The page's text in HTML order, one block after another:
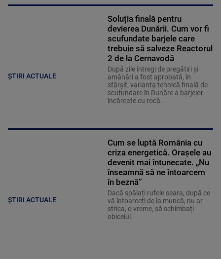
ȘTIRI ACTUALE
Soluția finală pentru
devierea Dunării. Cum vor fi
scufundate barjele care
trebuie să salveze Reactorul
2 de la Cernavodă
După zile întregi de pregătiri și
amânări a fost aprobată, în
sfârșit, varianta tehnică finală de
scufundare în Dunăre a barjelor
încărcate cu rocă.
ȘTIRI ACTUALE
Cum se luptă România cu
criza energetică. Orașele au
devenit mai întunecate. „Nu
înseamnă să ne întoarcem
în beznă”
Dacă spălați rufele seara, după ce
vă întoarceți de la muncă, nu ar
strica, o vreme, să schimbați
obiceiul.